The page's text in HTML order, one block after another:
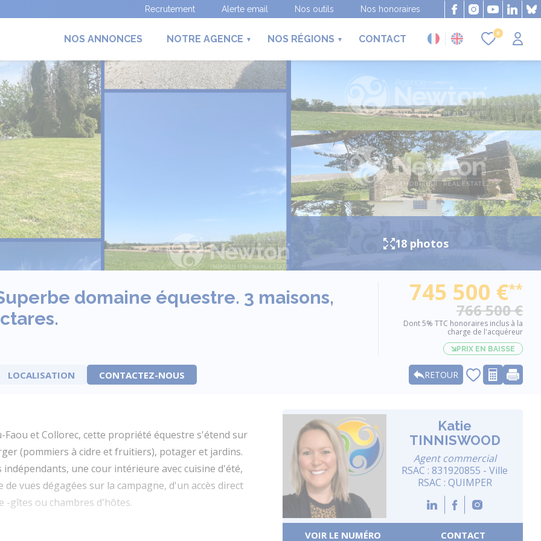
Recrutement Alerte email Nos outils Nos honoraires
NOS ANNONCES NOTRE AGENCE NOS RÉGIONS CONTACT
0
18 photos
domaine équestre. 3 maisons,
745 500 €**
766 500 €
Dont 5% TTC honoraires inclus à la
charge de l'acquéreur
PRIX EN BAISSE
LOCALISATION CONTACTEZ-NOUS RETOUR
et Collorec, cette propriété équestre s'étend sur
(pommiers à cidre et fruitiers), potager et jardins.
une cour intérieure avec cuisine d'été,
vues dégagées sur la campagne, d'un accès direct
gîtes ou chambres d'hôtes.
Katie
TINNISWOOD
Agent commercial
RSAC : 831920855 - Ville
RSAC : QUIMPER
VOIR LE NUMÉRO CONTACT